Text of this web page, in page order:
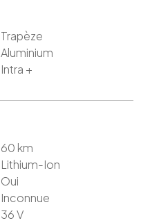
Trapèze
Aluminium
Intra +
60 km
Lithium-Ion
Oui
Inconnue
36V